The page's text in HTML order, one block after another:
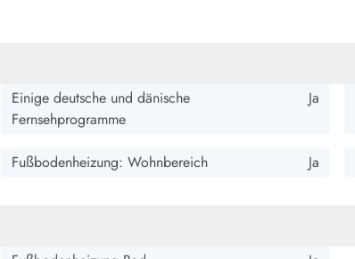
Einige deutsche und dänische
Fernsehprogramme
Ja
Fußbodenheizung: Wohnbereich Ja